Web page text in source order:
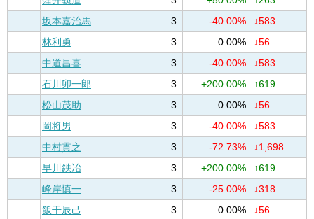
坂本嘉治馬
3 -40.00%
↓583
林利勇
3 0.00%
↓56
中道昌喜
3 -40.00%
↓583
石川卯一郎
3 +200.00%
↑619
松山茂助
3 0.00%
↓56
岡将男
3 -40.00%
↓583
中村貫之
3 -72.73%
↓1,698
早川鉄冶
3 +200.00%
↑619
峰岸慎一
3 -25.00%
↓318
飯干辰己
3 0.00%
↓56